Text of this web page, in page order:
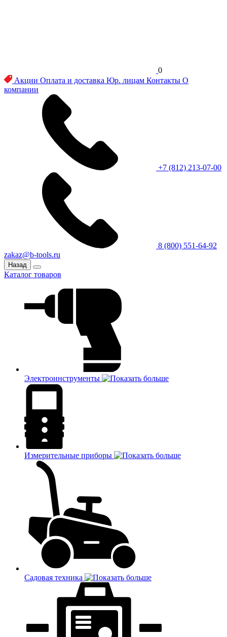
0
Акции Оплата и доставка Юр. лицам Контакты О
компании
+7 (812) 213-07-00
8 (800) 551-64-92
zakaz@b-tools.ru
Назад
Каталог товаров
Электроинструменты
Измерительные приборы
Садовая техника